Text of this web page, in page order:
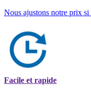
Nous ajustons notre prix
Facile et rapide